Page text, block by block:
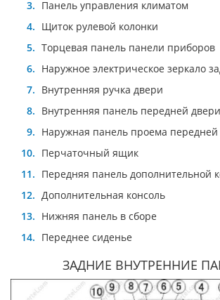
Панель управления климатом
Щиток рулевой колонки
Торцевая панель панели приборов
Наружное электрическое зеркало
Внутренняя ручка двери
Внутренняя панель передней двери
Наружная панель проема передней
Перчаточный ящик
Передняя панель дополнительной
Дополнительная консоль
Нижняя панель в сборе
Переднее сиденье
ЗАДНИЕ ВНУТРЕННИЕ